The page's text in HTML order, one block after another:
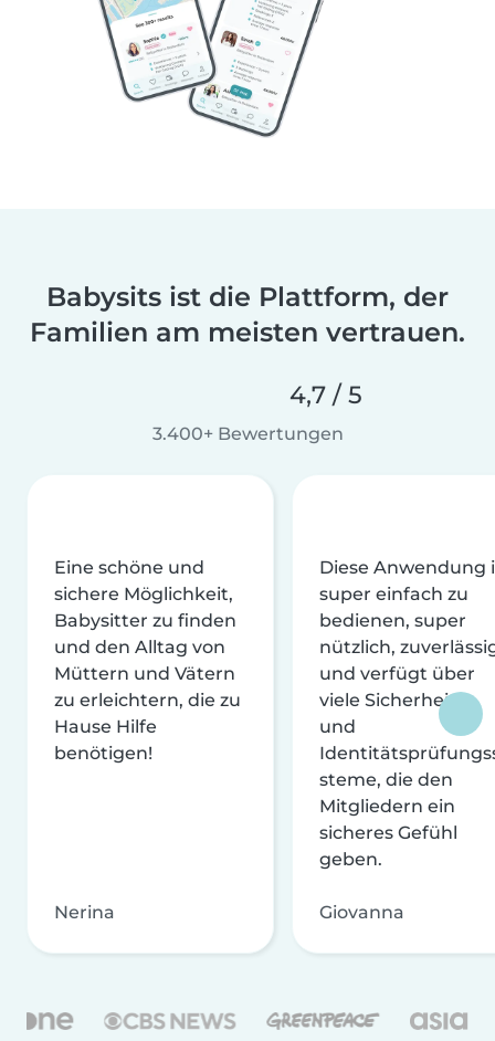
Babysits ist die Plattform, der
Familien am meisten vertrauen.
4,7 / 5
3.400+ Bewertungen
Eine schöne und
sichere Möglichkeit,
Babysitter zu finden
und den Alltag von
Müttern und Vätern
zu erleichtern, die zu
Hause Hilfe
benötigen!
Nerina
Diese Anwendung
super einfach zu
bedienen, super
nützlich,
und verfügt über
viele Sicherheits-
und
steme, die den
Mitgliedern ein
sicheres Gefühl
geben.
Giovanna